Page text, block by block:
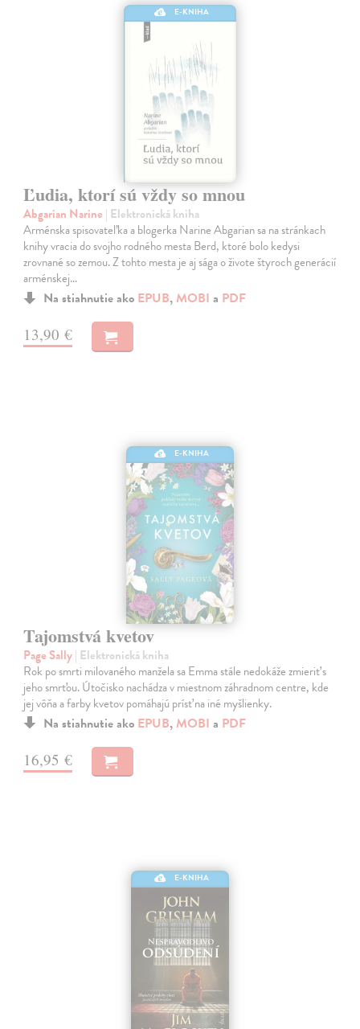
E-KNIHA
Ľudia, ktorí sú vždy so mnou
Abgarian Narine | Elektronická kniha
Arménska spisovateľka a blogerka Narine Abgarian sa na stránkach
knihy vracia do svojho rodného mesta Berd, ktoré bolo kedysi
zrovnané so zemou. Z tohto mesta je aj sága o živote štyroch generácií
arménskej…
Na stiahnutie ako EPUB, MOBI a PDF
13,90 €
E-KNIHA
Tajomstvá kvetov
Page Sally| Elektronická kniha
Rok po smrti milovaného manžela sa Emma stále nedokáže zmieriť s
jeho smrťou. Útočisko nachádza v miestnom záhradnom centre, kde
jej vôňa a farby kvetov pomáhajú prísť na iné myšlienky.
Na stiahnutie ako EPUB, MOBI a PDF
16,95 €
E-KNIHA